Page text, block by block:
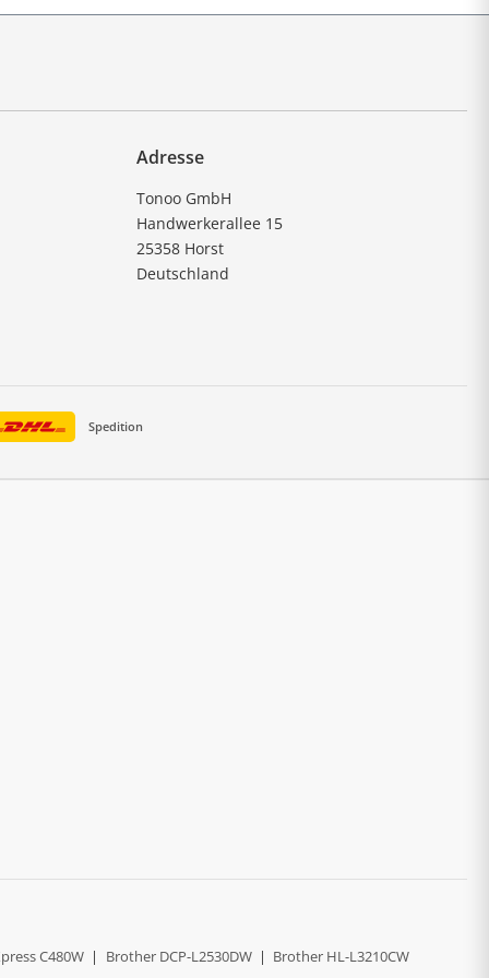
Adresse
Tonoo GmbH
Handwerkerallee 15
25358 Horst
Deutschland
Spedition
C480W | Brother DCP-L2530DW | Brother HL-L3210CW